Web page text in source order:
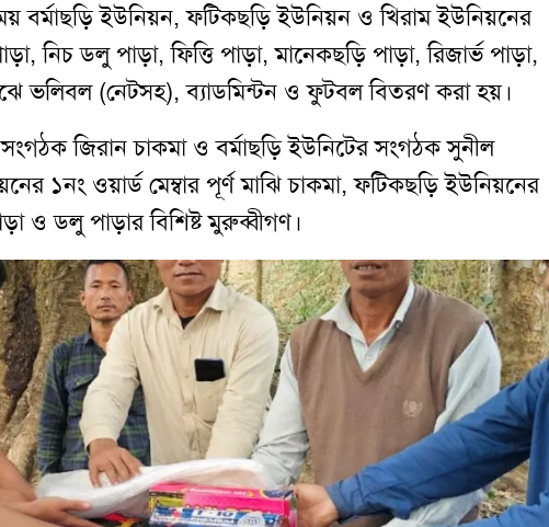
ইউনিয়ন, ফটিকছড়ি ইউনিয়ন ও খিরাম ইউনিয়নের
নিচ ডলু পাড়া, ফিত্তি পাড়া, মানেকছড়ি পাড়া, রিজার্ভ পাড়া,
ভলিবল (নেটসহ), ব্যাডমিন্টন ও ফুটবল বিতরণ করা হয়।
জিরান চাকমা ও বর্মাছড়ি ইউনিটের সংগঠক সুনীল
১নং ওয়ার্ড মেম্বার পূর্ণ মাঝি চাকমা, ফটিকছড়ি ইউনিয়নের
ও ডলু পাড়ার বিশিষ্ট মুরুব্বীগণ।